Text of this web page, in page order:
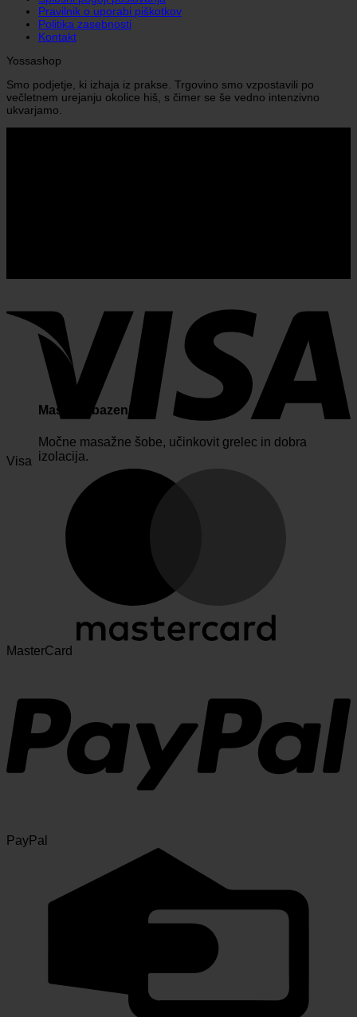
Masaćni bazeni
Močne masažne šobe, učinkovit grelec in dobra
izolacija.
Pravilnik o uporabi piškotkov
Politika zasebnosti
Kontakt
Yossashop
Smo podjetje, ki izhaja iz prakse. Trgovino smo vzpostavili po
večletnem urejanju okolice hiš, s čimer se še vedno intenzivno
ukvarjamo.
Visa
MasterCard
PayPal